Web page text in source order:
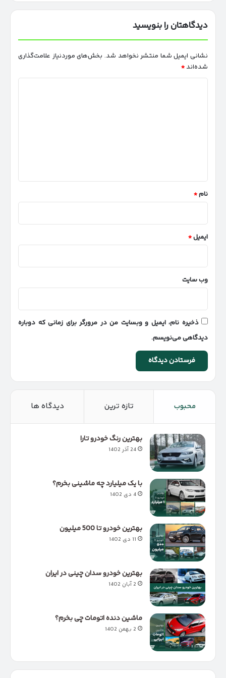
دیدگاهتان را بنویسید
نشانی ایمیل شما منتشر نخواهد شد. بخش‌های موردنیاز علامت‌گذاری
شده‌اند *
نام*
ایمیل*
وب‌ سایت
ذخیره نام، ایمیل و وبسایت من در مرورگر برای زمانی که دوباره
دیدگاهی می‌نویسم.
محبوب تازه ترین دیدگاه ها
بهترین رنگ خودرو تارا
24 آذر 1402
با یک میلیارد چه ماشینی بخرم؟
4 دی 1402
بهترین خودرو تا 500 میلیون
11 دی 1402
بهترین خودرو سدان چینی در ایران
2 آبان 1402
ماشین دنده اتومات چی بخرم؟
2 بهمن 1402